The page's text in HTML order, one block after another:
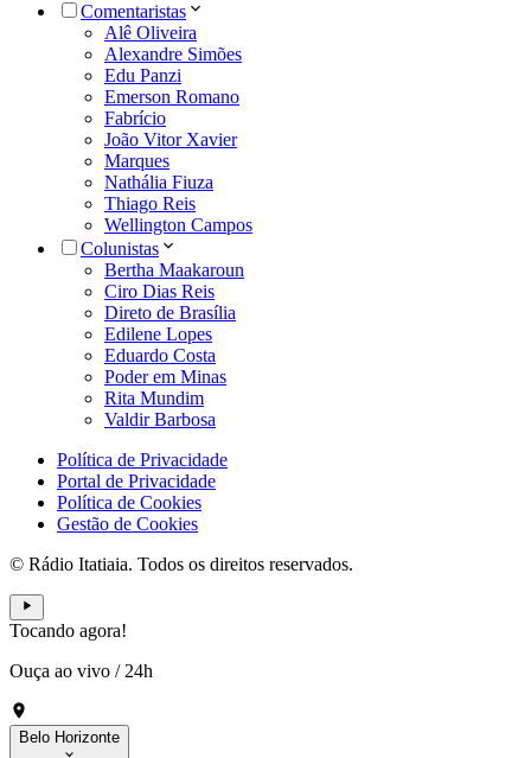
Comentaristas
Alê Oliveira
Alexandre Simões
Edu Panzi
Emerson Romano
Fabrício
João Vitor Xavier
Marques
Nathália Fiuza
Thiago Reis
Wellington Campos
Colunistas
Bertha Maakaroun
Ciro Dias Reis
Direto de Brasília
Edilene Lopes
Eduardo Costa
Poder em Minas
Rita Mundim
Valdir Barbosa
Política de Privacidade
Portal de Privacidade
Política de Cookies
Gestão de Cookies
© Rádio Itatiaia. Todos os direitos reservados.
Tocando agora!
Ouça ao vivo / 24h
Belo Horizonte